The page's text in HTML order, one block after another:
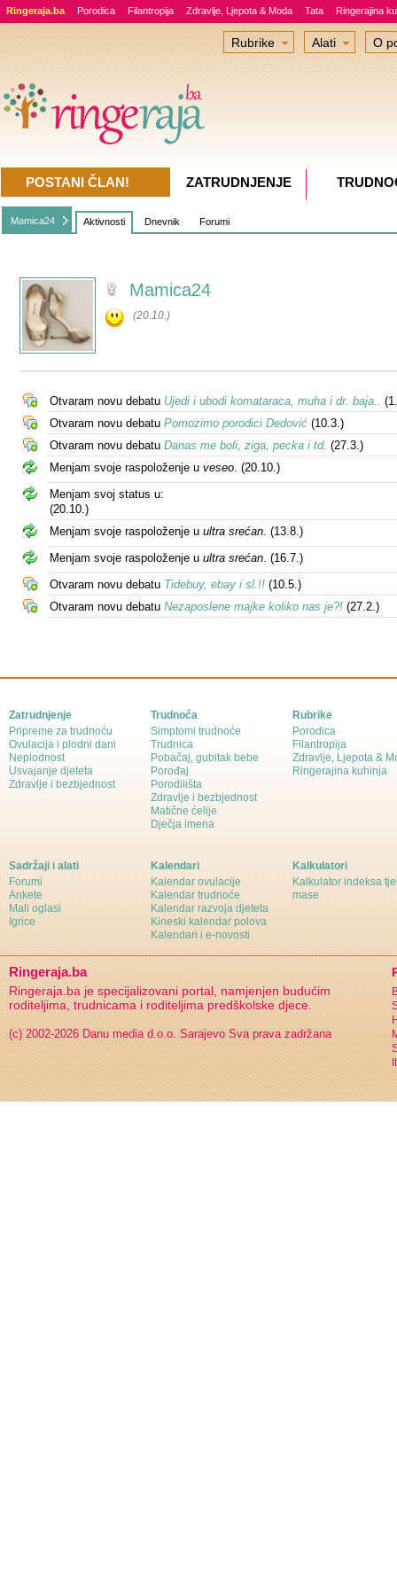
Ringeraja.ba Porodica Filantropija Zdravlje, Ljepota & Moda Tata Ringerajina
Mamica24 Aktivnosti Dnevnik Forumi
Mamica24
(20.10.)
Otvaram novu debatu Ujedi i ubodi komataraca, muha i dr. baja..
Otvaram novu debatu Pomozimo porodici Dedović(10.3.)
Otvaram novu debatu Danas me boli, ziga, pecka i td. (27.3.)
Menjam svoje raspoloženje u veseo. (20.10.)
Menjam svoj status u:
(20.10.)
Menjam svoje raspoloženje u ultra srećan. (13.8.)
Menjam svoje raspoloženje u ultra srećan. (16.7.)
Otvaram novu debatu Tidebuy, ebay i sl.!!(10.5.)
Otvaram novu debatu Nezaposlene majke koliko nas je?!(27.2.)
Rubrike Alati O
POSTANI ČLAN! ZATRUDNJENJE
Zatrudnjenje
Pripreme za trudnoću
Ovulacija i plodni dani
Neplodnost
Usvajanje djeteta
Zdravlje i bezbjednost
Trudnoća
Simptomi trudnoće
Trudnica
Pobačaj, gubitak bebe
Porođaj
Porodilišta
Zdravlje i bezbjednost
Matične ćelije
Dječja imena
Rubrike
Porodica
Filantropija
Zdravlje, Ljepota &
Ringerajina kuhinja
Sadržaji i alati
Forumi
Ankete
Mali oglasi
Igrice
Kalendari
Kalendar ovulacije
Kalendar trudnoće
Kalendar razvoja djeteta
Kineski kalendar polova
Kalendari i e-novosti
Kalkulatori
Kalkulator indeksa
mase
Ringeraja.ba
Ringeraja.ba je specijalizovani portal, namjenjen budućim
roditeljima, trudnicama i roditeljima predškolske djece.
(c) 2002-2026 Danu media d.o.o. Sarajevo Sva prava zadržana